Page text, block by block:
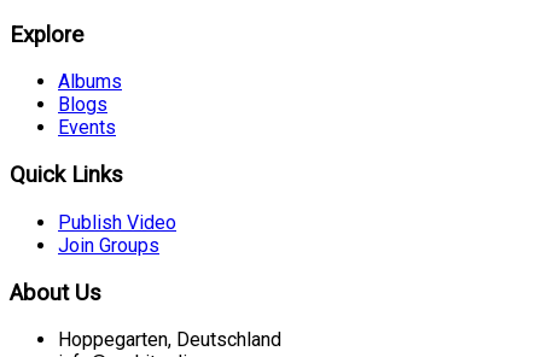
Explore
Albums
Blogs
Events
Quick Links
Publish Video
Join Groups
About Us
Hoppegarten, Deutschland